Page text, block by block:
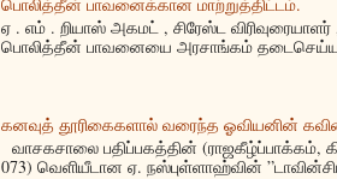
ஏ . எம் . றியாஸ் அகமட் , சிரேஸ்ட
பொலித்தீன் பாவனையை அரசாங்கம்
கனவுத் தூரிகைகளால் வரைந்த ஓவியனின்
வாசகசாலை பதிப்பகத்தின் (ராஜகீழ்ப்பாக்கம்,
073) வெளியீடான ஏ. நஸ்புள்ளாஹ்வின்